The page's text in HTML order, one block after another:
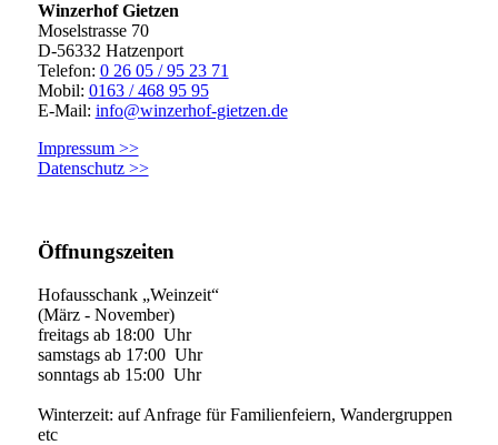
Winzerhof Gietzen
Moselstrasse 70
D-56332 Hatzenport
Telefon: 0 26 05 / 95 23 71
Mobil: 0163 / 468 95 95
E-Mail: info@winzerhof-gietzen.de
Impressum >>
Datenschutz >>
Öffnungszeiten
Hofausschank „Weinzeit“
(März - November)
freitags ab 18:00 Uhr
samstags ab 17:00 Uhr
sonntags ab 15:00 Uhr
Winterzeit: auf Anfrage für Familienfeiern, Wandergruppen
etc